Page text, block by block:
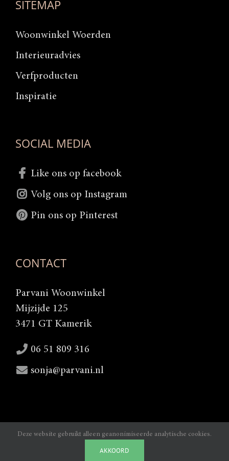
SITEMAP
Woonwinkel Woerden
Interieuradvies
Verfproducten
Inspiratie
SOCIAL MEDIA
Like ons op facebook
Volg ons op Instagram
Pin ons op Pinterest
CONTACT
Parvani Woonwinkel
Mijzijde 125
3471 GT Kamerik
06 51 809 316
sonja@parvani.nl
Deze website gebruikt alleen geanonimiseerde analytische cookies.
AKKOORD